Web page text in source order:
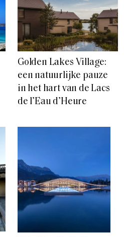
Golden Lakes Village:
een natuurlijke pauze
in het hart van de Lacs
de l’Eau d’Heure